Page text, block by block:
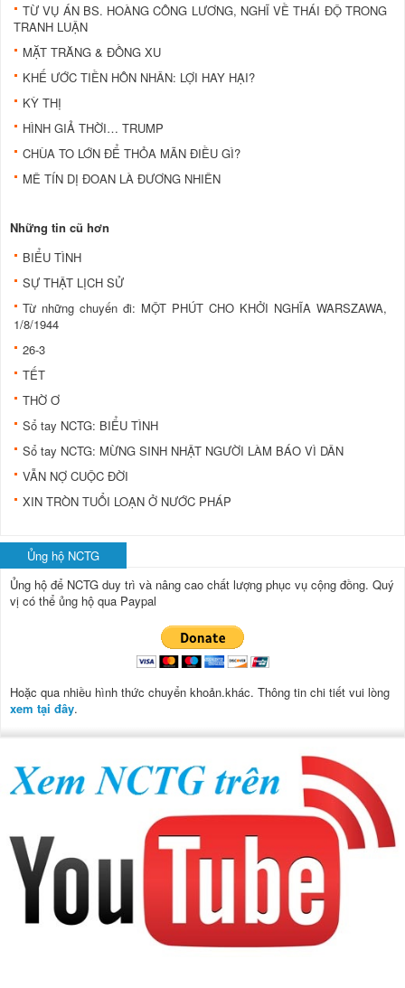
TỪ VỤ ÁN BS. HOÀNG CÔNG LƯƠNG, NGHĨ VỀ THÁI ĐỘ TRONG
TRANH LUẬN
MẶT TRĂNG & ĐỒNG XU
KHẾ ƯỚC TIỀN HÔN NHÂN: LỢI HAY HẠI?
KỲ THỊ
HÌNH GIẢ THỜI… TRUMP
CHÙA TO LỚN ĐỂ THỎA MÃN ĐIỀU GÌ?
MÊ TÍN DỊ ĐOAN LÀ ĐƯƠNG NHIÊN
Những tin cũ hơn
BIỂU TÌNH
SỰ THẬT LỊCH SỬ
Từ những chuyến đi: MỘT PHÚT CHO KHỞI NGHĨA WARSZAWA,
1/8/1944
26-3
TẾT
THỜ Ơ
Sổ tay NCTG: BIỂU TÌNH
Sổ tay NCTG: MỪNG SINH NHẬT NGƯỜI LÀM BÁO VÌ DÂN
VẪN NỢ CUỘC ĐỜI
XIN TRÒN TUỔI LOẠN Ở NƯỚC PHÁP
Ủng hộ NCTG
Ủng hộ để NCTG duy trì và nâng cao chất lượng phục vụ cộng đồng. Quý
vị có thể ủng hộ qua Paypal
Hoặc qua nhiều hình thức chuyển khoản.khác. Thông tin chi tiết vui lòng
xem tại đây.